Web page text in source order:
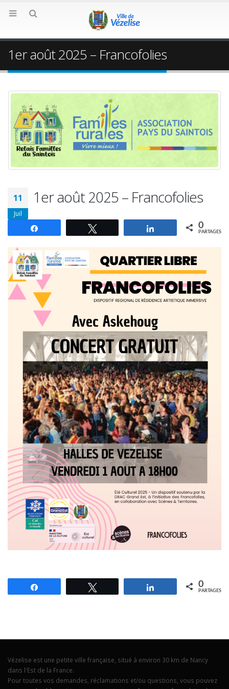
1er août 2025 – Francofolies
11
Juil
1er août 2025 – Francofolies
Partagez 0
PARTAGES
Partagez 0
PARTAGES
Vézelise est une petite ville française, situé à environ 30 km de Nancy
dans l'Est de la France.
Pour toutes vos demandes, réclamations et/ou questions, vous pouvez